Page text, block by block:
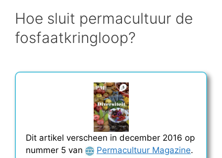
Hoe sluit permacultuur de
fosfaatkringloop?
Dit artikel verscheen in december 2016 op
nummer 5 van
Permacultuur Magazine.